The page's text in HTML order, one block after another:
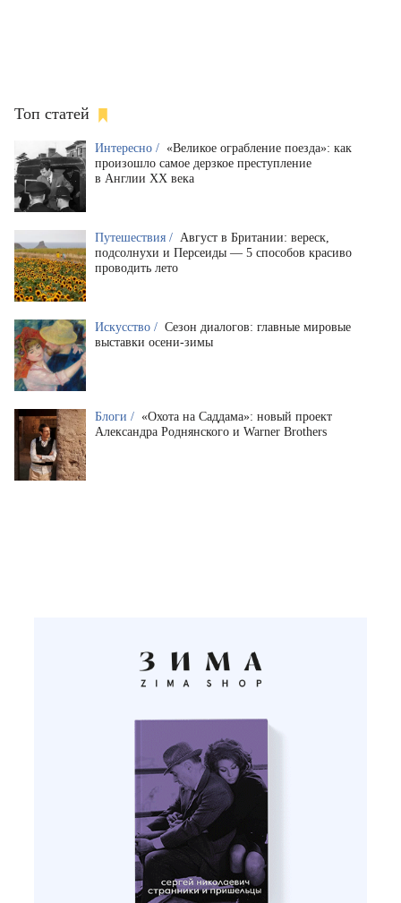
Топ статей
Интересно / «Великое ограбление поезда»: как
произошло самое дерзкое преступление
в Англии XX века
Путешествия / Август в Британии: вереск,
подсолнухи и Персеиды — 5 способов красиво
проводить лето
Искусство / Сезон диалогов: главные мировые
выставки осени-зимы
Блоги / «Охота на Саддама»: новый проект
Александра Роднянского и Warner Brothers